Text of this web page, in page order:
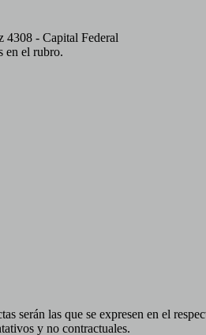
- Capital Federal
en el rubro.
serán las que se expresen en el
y no contractuales.